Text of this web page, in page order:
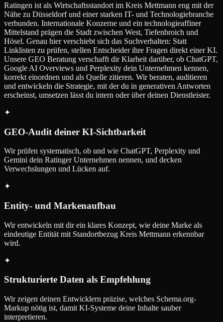
Ratingen ist als Wirtschaftsstandort im Kreis Mettmann eng mit der
Nähe zu Düsseldorf und einer starken IT- und Technologiebranche
verbunden. Internationale Konzerne und ein technologieaffiner
Mittelstand prägen die Stadt zwischen West, Tiefenbroich und
Hösel. Genau hier verschiebt sich das Suchverhalten: Statt
Linklisten zu prüfen, stellen Entscheider ihre Fragen direkt einer KI.
Unsere GEO Beratung verschafft dir Klarheit darüber, ob ChatGPT,
Google AI Overviews und Perplexity dein Unternehmen kennen,
korrekt einordnen und als Quelle zitieren. Wir beraten, auditieren
und entwickeln die Strategie, mit der du in generativen Antworten
erscheinst, umsetzen lässt du intern oder über deinen Dienstleister.
✦
GEO-Audit deiner KI-Sichtbarkeit
Wir prüfen systematisch, ob und wie ChatGPT, Perplexity und
Gemini dein Ratinger Unternehmen nennen, und decken
Verwechslungen und Lücken auf.
✦
Entity- und Markenaufbau
Wir entwickeln mit dir ein klares Konzept, wie deine Marke als
eindeutige Entität mit Standortbezug Kreis Mettmann erkennbar
wird.
✦
Strukturierte Daten als Empfehlung
Wir zeigen deinen Entwicklern präzise, welches Schema.org-
Markup nötig ist, damit KI-Systeme deine Inhalte sauber
interpretieren.